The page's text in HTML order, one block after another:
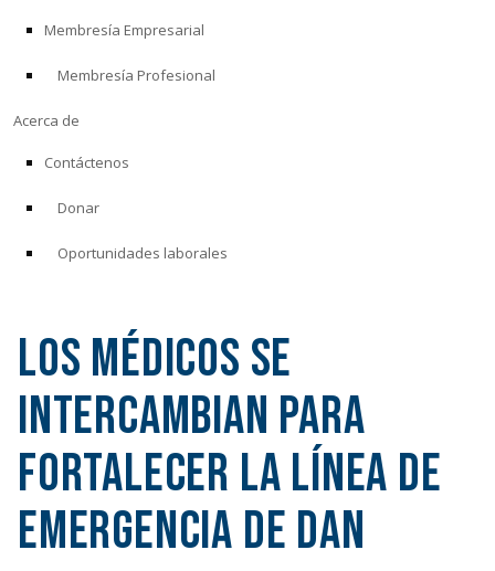
Membresía Empresarial
Membresía Profesional
Acerca de
Contáctenos
Donar
Oportunidades laborales
Los médicos se
intercambian para
fortalecer la Línea de
Emergencia de DAN